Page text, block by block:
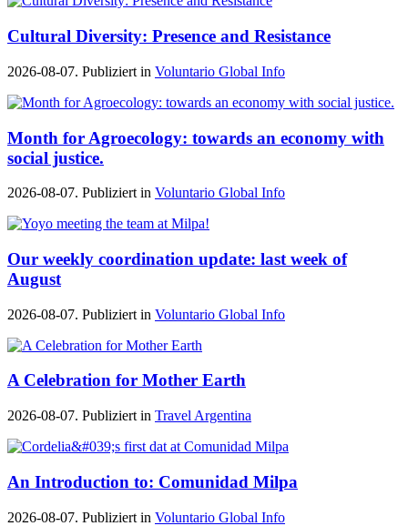
Cultural Diversity: Presence and Resistance
2026-08-07. Publiziert in Voluntario Global Info
Month for Agroecology: towards an economy with
social justice.
2026-08-07. Publiziert in Voluntario Global Info
Our weekly coordination update: last week of
August
2026-08-07. Publiziert in Voluntario Global Info
A Celebration for Mother Earth
2026-08-07. Publiziert in Travel Argentina
An Introduction to: Comunidad Milpa
2026-08-07. Publiziert in Voluntario Global Info